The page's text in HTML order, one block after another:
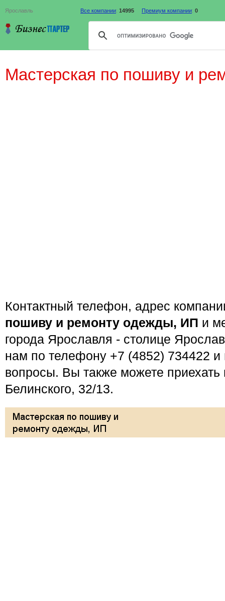
Ярославль Все компании: 14995 Премиум компании: 0
Мастерская по пошиву и
Контактный телефон, адрес
пошиву и ремонту одежды, ИП и
города Ярославля - столице
нам по телефону +7 (4852) 734422
вопросы. Вы также можете приехать
Белинского, 32/13.